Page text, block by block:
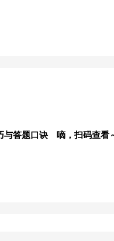
与答题口诀 嘀，扫码查看